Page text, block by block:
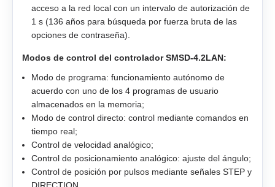
acceso a la red local con un intervalo de autorización de
1 s (136 años para búsqueda por fuerza bruta de las
opciones de contraseña).
Modos de control del controlador SMSD‑4.2LAN:
Modo de programa: funcionamiento autónomo de
acuerdo con uno de los 4 programas de usuario
almacenados en la memoria;
Modo de control directo: control mediante comandos en
tiempo real;
Control de velocidad analógico;
Control de posicionamiento analógico: ajuste del ángulo;
Control de posición por pulsos mediante señales STEP y
DIRECTION.